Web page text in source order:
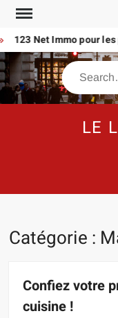
Skip
contentNet Immo pour les
Search
LE
Catégorie :
Confiez votre
cuisine !